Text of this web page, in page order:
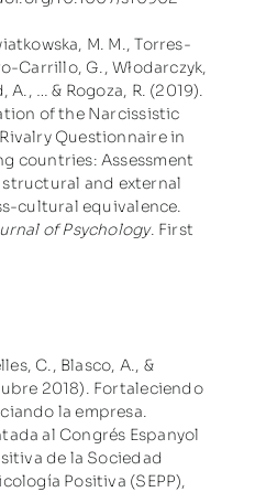
M. M., Torres-
Carrillo, G., Włodarczyk,
A., … & Rogoza, R. (2019).
of the Narcissistic
Questionnaire in
countries: Assessment
and external
cultural equivalence.
of Psychology. First
C., Blasco, A., &
2018). Fortaleciendo
la empresa.
al Congrés Espanyol
de la Sociedad
Positiva (SEPP),